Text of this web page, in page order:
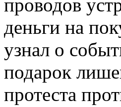
проводов
деньги на
узнал о
подарок
протеста